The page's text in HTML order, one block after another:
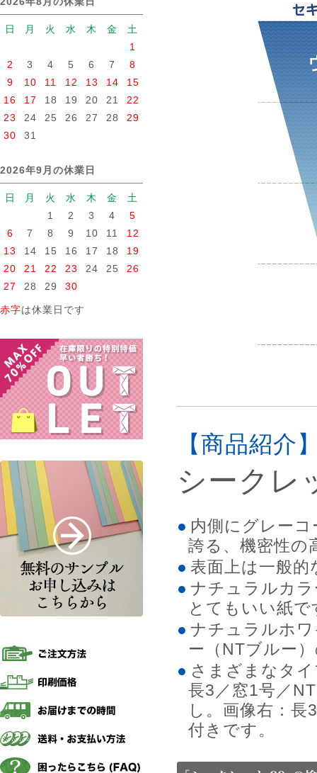
日 月 火 水 木 金
土
1
2
3 4 5 6 7
8
9
10 11 12 13 14
15
16
17 18 19 20 21
22
23
24 25 26 27 28
29
30
31
2026年9月の休業日
日 月 火 水 木 金
土
1
2 3 4
5
6
7 8 9 10 11
12
13
14 15 16 17 18
19
20
21 22 23 24 25
26
27
28 29 30
赤字は休業日です
【商品紹介
シークレ
内側にグレー
誇る、機密性の
表面上は一般
ナチュラルカ
とてもいい紙で
ナチュラルホ
ー（NTブルー
さまざまなタ
長3／窓1号／
し。画像右：
付きです。